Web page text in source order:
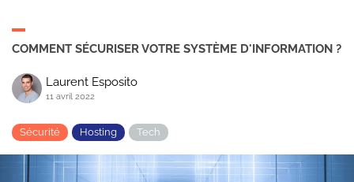
COMMENT SÉCURISER VOTRE SYSTÈME D'INFORMATION ?
Laurent Esposito
11 avril 2022
Sécurité Hosting Tech